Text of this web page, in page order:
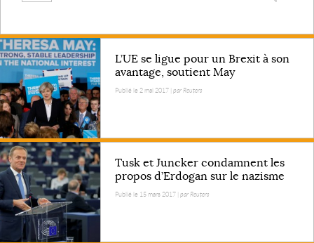
L’UE se ligue pour un Brexit à son
avantage, soutient May
Publié le 2 mai 2017 |par Reuters
Tusk et Juncker condamnent les
propos d’Erdogan sur le nazisme
Publié le 15 mars 2017 |par Reuters